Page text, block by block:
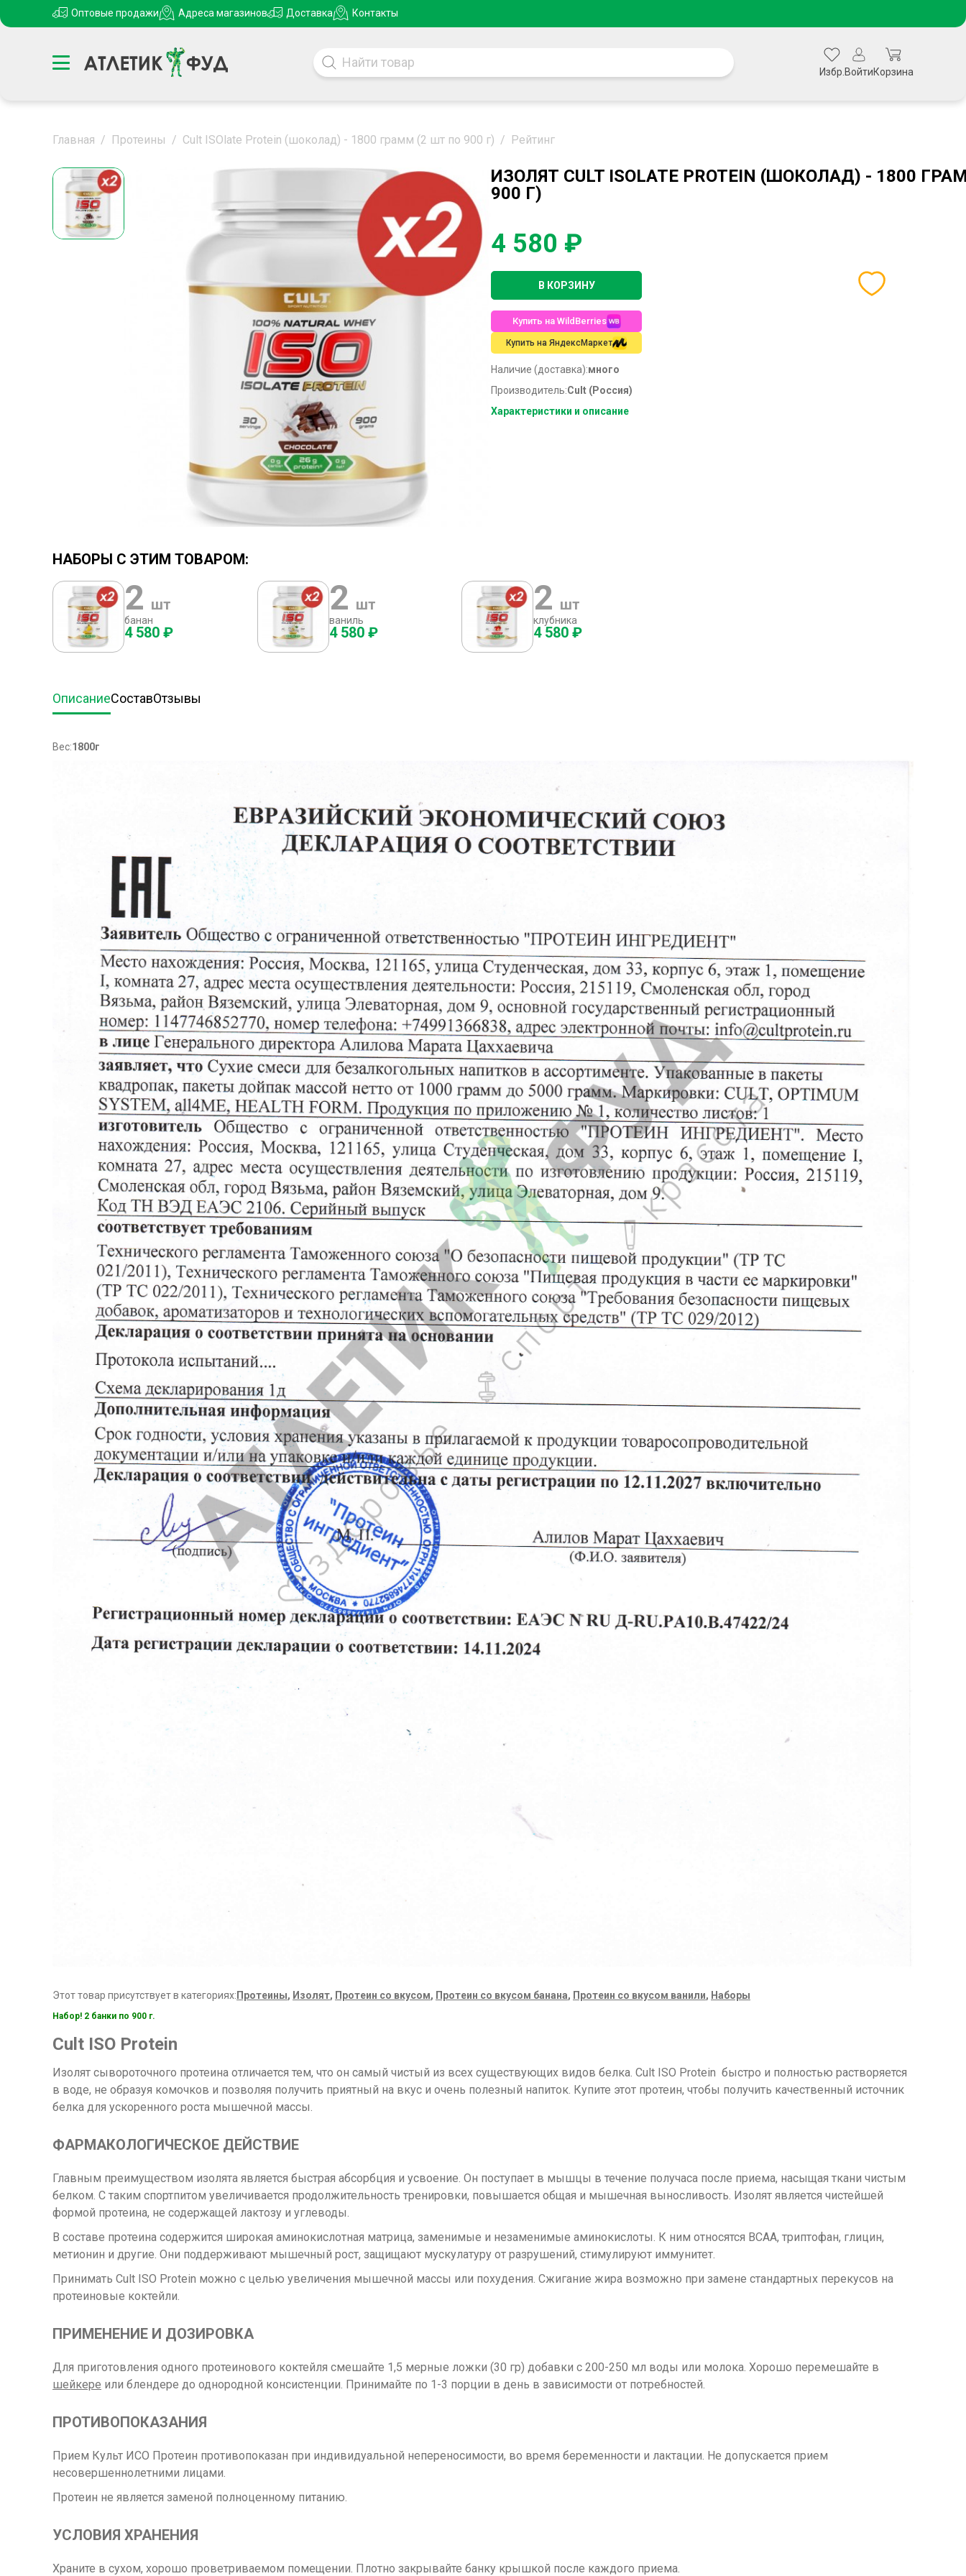
Оптовые продажи Адреса магазинов Доставка Контакты
Избр. ВойтиКорзина
Главная / Протеины / Cult ISOlate Protein (шоколад) - 1800 грамм (2 шт по 900 г) / Рейтинг
ИЗОЛЯТ CULT ISOLATE PROTEIN (ШОКОЛАД) - 1800
900 Г)
4 580 ₽
В КОРЗИНУ
Купить на WildBerries
Купить на ЯндексМаркет
Наличие (доставка):много
Производитель:Cult (Россия)
Характеристики и описание
НАБОРЫ С ЭТИМ ТОВАРОМ:
2 шт
банан
4 580 ₽
2 шт
ваниль
4 580 ₽
2 шт
клубника
4 580 ₽
Описание
Вес:1800г
Этот товар присутствует в категориях: Протеины, Изолят, Протеин со вкусом, Протеин со вкусом банана, Протеин со вкусом ванили, Наборы
Набор! 2 банки по 900 г.
Cult ISO Protein
Изолят сывороточного протеина отличается тем, что он самый чистый из всех существующих видов белка. Cult ISO Protein быстро и полностью растворяется
в воде, не образуя комочков и позволяя получить приятный на вкус и очень полезный напиток. Купите этот протеин, чтобы получить качественный источник
белка для ускоренного роста мышечной массы.
ФАРМАКОЛОГИЧЕСКОЕ ДЕЙСТВИЕ
Главным преимуществом изолята является быстрая абсорбция и усвоение. Он поступает в мышцы в течение получаса после приема, насыщая ткани чистым
белком. С таким спортпитом увеличивается продолжительность тренировки, повышается общая и мышечная выносливость. Изолят является чистейшей
формой протеина, не содержащей лактозу и углеводы.
В составе протеина содержится широкая аминокислотная матрица, заменимые и незаменимые аминокислоты. К ним относятся BCAA, триптофан, глицин,
метионин и другие. Они поддерживают мышечный рост, защищают мускулатуру от разрушений, стимулируют иммунитет.
Принимать Cult ISO Protein можно с целью увеличения мышечной массы или похудения. Сжигание жира возможно при замене стандартных перекусов на
протеиновые коктейли.
ПРИМЕНЕНИЕ И ДОЗИРОВКА
Для приготовления одного протеинового коктейля смешайте 1,5 мерные ложки (30 гр) добавки с 200-250 мл воды или молока. Хорошо перемешайте в
шейкере или блендере до однородной консистенции. Принимайте по 1-3 порции в день в зависимости от потребностей.
ПРОТИВОПОКАЗАНИЯ
Прием Культ ИСО Протеин противопоказан при индивидуальной непереносимости, во время беременности и лактации. Не допускается прием
несовершеннолетними лицами.
Протеин не является заменой полноценному питанию.
УСЛОВИЯ ХРАНЕНИЯ
Храните в сухом, хорошо проветриваемом помещении. Плотно закрывайте банку крышкой после каждого приема.
СоставОтзывы